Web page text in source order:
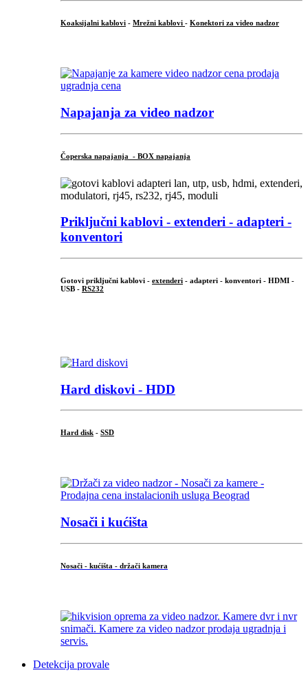
Koaksijalni kablovi - Mrežni kablovi - Konektori za video nadzor
Napajanja za video nadzor
Čoperska napajanja - BOX napajanja
Priključni kablovi - extenderi - adapteri -
konventori
Gotovi priključni kablovi - extenderi - adapteri - konventori - HDMI -
USB - RS232
Hard diskovi - HDD
Hard disk - SSD
Nosači i kućišta
Nosači - kućišta - držači kamera
Detekcija provale